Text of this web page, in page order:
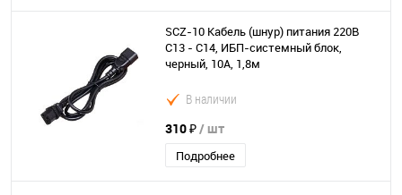
SCZ-10 Кабель (шнур) питания 220В
C13 - C14, ИБП-системный блок,
черный, 10А, 1,8м
В наличии
310 ₽/ шт
Подробнее